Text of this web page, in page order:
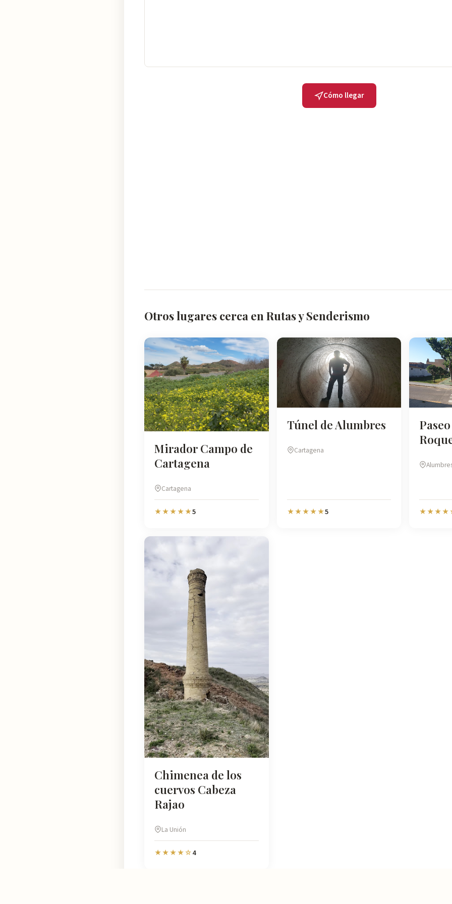
Cómo llegar
Otros lugares cerca en Rutas y Senderismo
Mirador Campo de
Cartagena
Cartagena
★★★★★5
Túnel de Alumbres
Cartagena
★★★★★5
Chimenea de los
cuervos Cabeza
Rajao
La Unión
★★★★☆4